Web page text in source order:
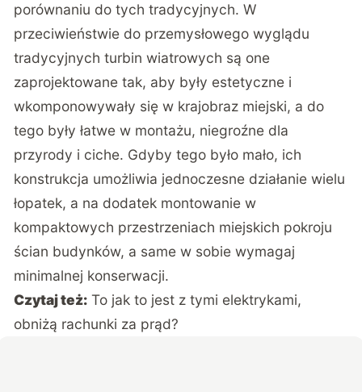
porównaniu do tych tradycyjnych. W
przeciwieństwie do przemysłowego wyglądu
tradycyjnych turbin wiatrowych są one
zaprojektowane tak, aby były estetyczne i
wkomponowywały się w krajobraz miejski, a do
tego były łatwe w montażu, niegroźne dla
przyrody i ciche. Gdyby tego było mało, ich
konstrukcja umożliwia jednoczesne działanie wielu
łopatek, a na dodatek montowanie w
kompaktowych przestrzeniach miejskich pokroju
ścian budynków, a same w sobie wymagaj
minimalnej konserwacji.
Czytaj też: To jak to jest z tymi elektrykami,
obniżą rachunki za prąd?